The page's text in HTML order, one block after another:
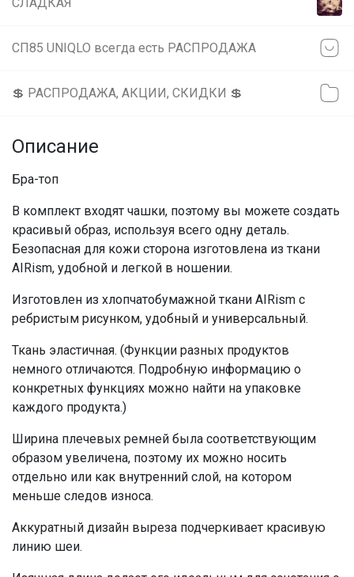
СП85 UNIQLO всегда есть РАСПРОДАЖА
💲 РАСПРОДАЖА, АКЦИИ, СКИДКИ 💲
Описание
Бра-топ
В комплект входят чашки, поэтому вы можете создать
красивый образ, используя всего одну деталь.
Безопасная для кожи сторона изготовлена ​​из ткани
AIRism, удобной и легкой в ​​ношении.
Изготовлен из хлопчатобумажной ткани AIRism с
ребристым рисунком, удобный и универсальный.
Ткань эластичная. (Функции разных продуктов
немного отличаются. Подробную информацию о
конкретных функциях можно найти на упаковке
каждого продукта.)
Ширина плечевых ремней была соответствующим
образом увеличена, поэтому их можно носить
отдельно или как внутренний слой, на котором
меньше следов износа.
Аккуратный дизайн выреза подчеркивает красивую
линию шеи.